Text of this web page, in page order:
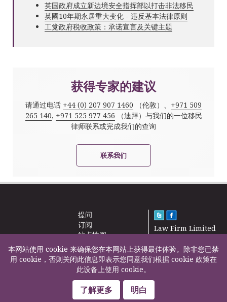
英国政府成立新边境安全指挥部以打击非法移民
英國10年期永居重大变化 - 违反基本法律原则
工党政府税收政策：承诺宣言及关键主题
获得专家的建议
请通过电话 +44 (0) 207 907 1460 （伦敦）、 +971 509
265 140, +971 525 977 456 （迪拜）与我们的一位移民
律师联系或完成我们的查询
联系我们
提问
订阅
站点地图
新闻
联系我们
Law Firm Limited
F200500002
本网站使用 cookie 来确保您在本网站上获得最佳体验。除非您已禁
用 cookie，否则关闭此信息即表示您同意我们根据 cookie 政策在
此设备上使用 cookie。
了解更多 明白